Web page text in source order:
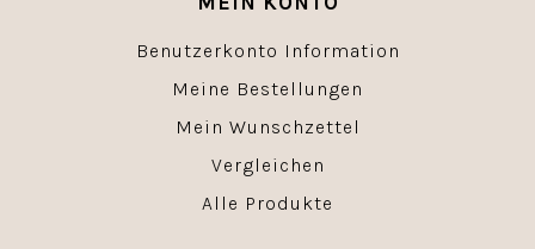
Benutzerkonto Information
Meine Bestellungen
Mein Wunschzettel
Vergleichen
Alle Produkte